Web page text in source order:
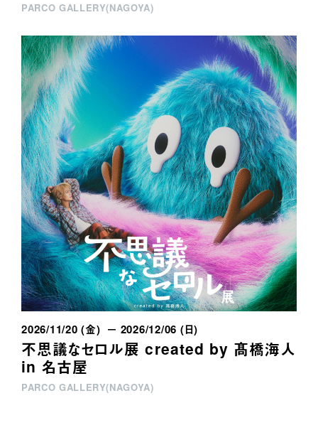
PARCO GALLERY(NAGOYA)
2026/11/20 (金) － 2026/12/06 (日)
不思議なセロル展 created by 髙橋海人
in 名古屋
PARCO GALLERY(NAGOYA)